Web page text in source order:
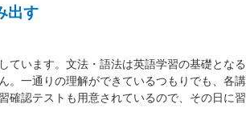
出す
います。文法・語法は英語学習の基礎とな
一通りの理解ができているつもりでも、各
認テストも用意されているので、その日に